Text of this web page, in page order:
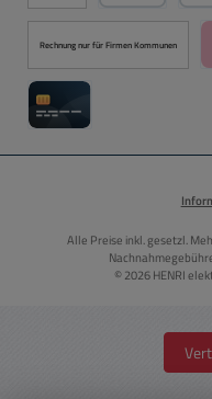
PayPal
Rechnung nur für Firmen Kommunen
Alle Preise inkl. gesetzl.
© 2026 HENRI